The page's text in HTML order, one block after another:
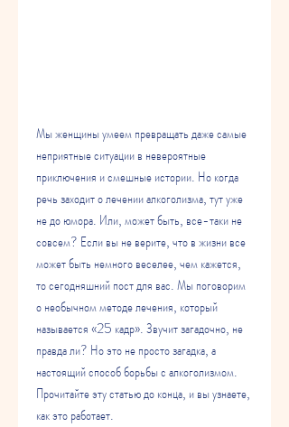
Мы женщины умеем превращать даже самые
неприятные ситуации в невероятные
приключения и смешные истории. Но когда
речь заходит о лечении алкоголизма, тут уже
не до юмора. Или, может быть, все-таки не
совсем? Если вы не верите, что в жизни все
может быть немного веселее, чем кажется,
то сегодняшний пост для вас. Мы поговорим
о необычном методе лечения, который
называется «25 кадр». Звучит загадочно, не
правда ли? Но это не просто загадка, а
настоящий способ борьбы с алкоголизмом.
Прочитайте эту статью до конца, и вы узнаете,
как это работает.